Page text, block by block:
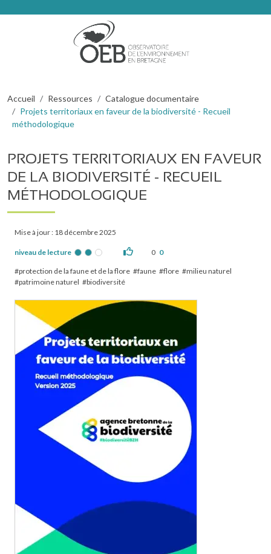
Fil d'Ariane
Accueil Ressources
Catalogue documentaire
Projets territoriaux en faveur de la biodiversité - Recueil
méthodologique
PROJETS TERRITORIAUX EN FAVEUR
DE LA BIODIVERSITÉ - RECUEIL
MÉTHODOLOGIQUE
Mise à jour : 18 décembre 2025
niveau de lecture 0 0
protection de la faune et de la flore faune flore
milieu naturel
patrimoine naturel
biodiversité